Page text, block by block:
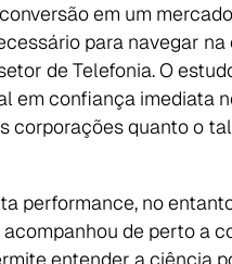
em um
para navegar
de Telefonia. O
confiança imediata
corporações quanto o
performance, no
de perto a